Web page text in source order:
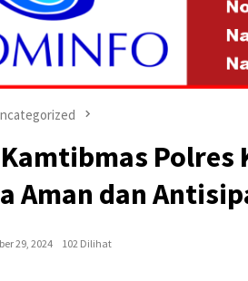
Polres
Aman dan
29, 2024
102 Dilihat